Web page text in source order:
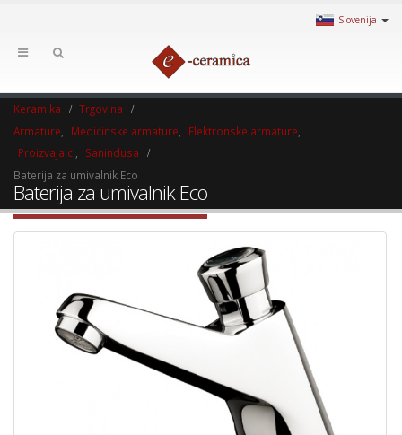
Slovenija
Keramika
Trgovina
Armature
Medicinske armature Elektronske armature
Proizvajalci
Sanindusa
Baterija za umivalnik Eco
Baterija za umivalnik Eco